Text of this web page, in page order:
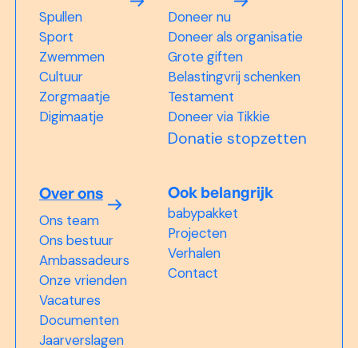
Spullen
Sport
Zwemmen
Cultuur
Zorgmaatje
Digimaatje
Doneer nu
Doneer als organisatie
Grote giften
Belastingvrij schenken
Testament
Doneer via Tikkie
Donatie stopzetten
Over ons
Ons team
Ons bestuur
Ambassadeurs
Onze vrienden
Vacatures
Documenten
Jaarverslagen
Ook belangrijk
babypakket
Projecten
Verhalen
Contact